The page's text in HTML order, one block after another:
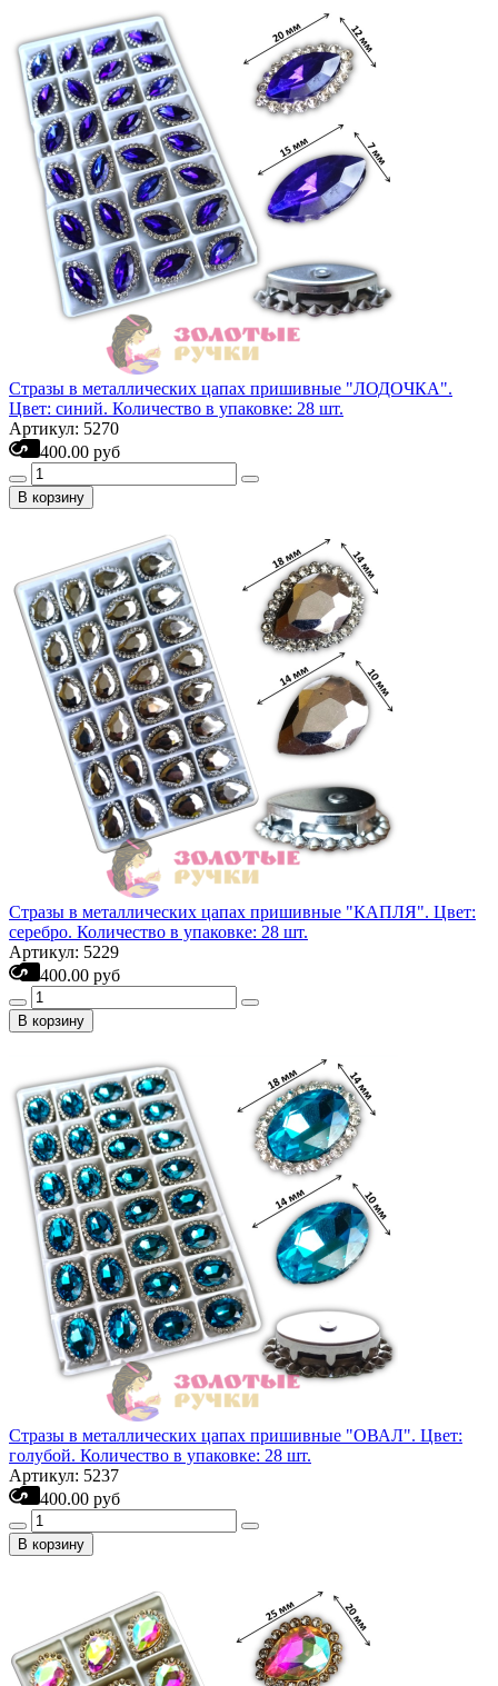
Стразы в металлических цапах пришивные "ЛОДОЧКА".
Цвет: синий. Количество в упаковке: 28 шт.
Артикул: 5270
400.00 руб
В корзину
Стразы в металлических цапах пришивные "КАПЛЯ". Цвет:
серебро. Количество в упаковке: 28 шт.
Артикул: 5229
400.00 руб
В корзину
Стразы в металлических цапах пришивные "ОВАЛ". Цвет:
голубой. Количество в упаковке: 28 шт.
Артикул: 5237
400.00 руб
В корзину